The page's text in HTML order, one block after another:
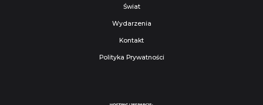
Świat
Wydarzenia
Kontakt
Polityka Prywatności